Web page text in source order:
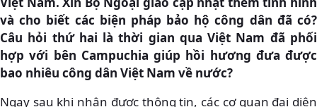
và cho biết các biện pháp bảo hộ công dân đã có?
Câu hỏi thứ hai là thời gian qua Việt Nam đã phối
hợp với bên Campuchia giúp hồi hương đưa được
bao nhiêu công dân Việt Nam về nước?
Ngay sau khi nhận được thông tin, các cơ quan đại diện